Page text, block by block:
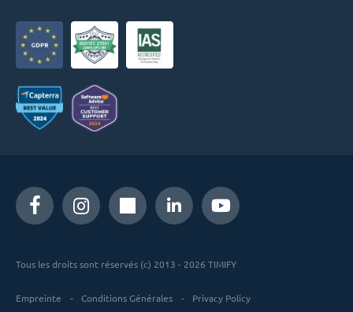
Tous les droits sont réservés (c) 2013 - 2026 TIMIFY
Empreinte Conditions Générales Privacy Policy